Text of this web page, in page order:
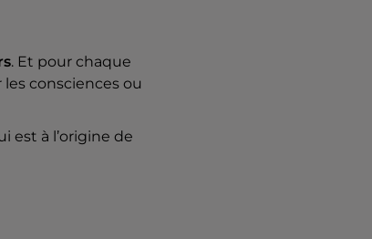
. Et pour chaque
consciences ou
est à l’origine de